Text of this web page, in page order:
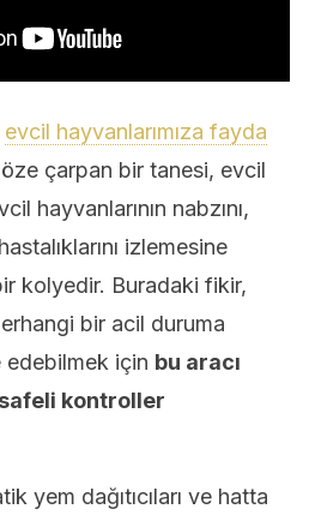
evcil hayvanlarımıza fayda
çarpan bir tanesi, evcil
hayvanlarının nabzını,
izlemesine
kolyedir. Buradaki fikir,
bir acil duruma
edebilmek için bu aracı
kontroller
yem dağıtıcıları ve hatta